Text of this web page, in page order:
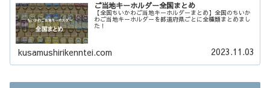
ご当地キーホルダー全国まとめ
【全国ちいかわご当地キーホルダーまとめ】全国のちいか
わご当地キーホルダーを都道府県ごとに全種類まとめまし
た！
kusamushirikenntei.com 2023.11.03